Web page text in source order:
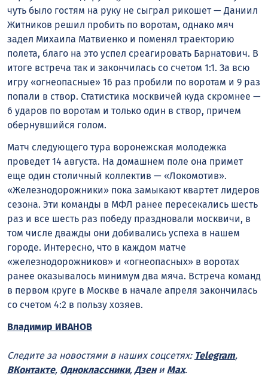
чуть было гостям на руку не сыграл рикошет — Даниил
Житников решил пробить по воротам, однако мяч
задел Михаила Матвиенко и поменял траекторию
полета, благо на это успел среагировать Барнатович. В
итоге встреча так и закончилась со счетом 1:1. За всю
игру «огнеопасные» 16 раз пробили по воротам и 9 раз
попали в створ. Статистика москвичей куда скромнее —
6 ударов по воротам и только один в створ, причем
обернувшийся голом.
Матч следующего тура воронежская молодежка
проведет 14 августа. На домашнем поле она примет
еще один столичный коллектив — «Локомотив».
«Железнодорожники» пока замыкают квартет лидеров
сезона. Эти команды в МФЛ ранее пересекались шесть
раз и все шесть раз победу праздновали москвичи, в
том числе дважды они добивались успеха в нашем
городе. Интересно, что в каждом матче
«железнодорожников» и «огнеопасных» в воротах
ранее оказывалось минимум два мяча. Встреча команд
в первом круге в Москве в начале апреля закончилась
со счетом 4:2 в пользу хозяев.
Владимир ИВАНОВ
Следите за новостями в наших соцсетях: Telegram,
ВКонтакте, Одноклассники, Дзени Max.